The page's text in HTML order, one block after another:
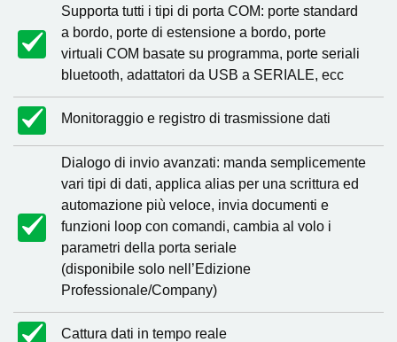
Supporta tutti i tipi di porta COM: porte standard
a bordo, porte di estensione a bordo, porte
virtuali COM basate su programma, porte seriali
bluetooth, adattatori da USB a SERIALE, ecc
Monitoraggio e registro di trasmissione dati
Dialogo di invio avanzati: manda semplicemente
vari tipi di dati, applica alias per una scrittura ed
automazione più veloce, invia documenti e
funzioni loop con comandi, cambia al volo i
parametri della porta seriale
(disponibile solo nell’Edizione
Professionale/Company)
Cattura dati in tempo reale